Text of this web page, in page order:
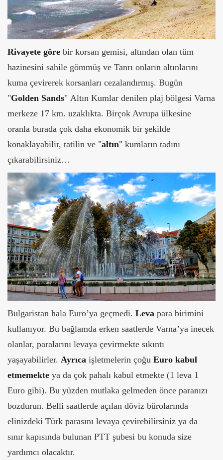
Rivayete göre bir korsan gemisi, altından olan tüm
hazinesini sahile gömmüş ve Tanrı onların altınlarını
kuma çevirerek korsanları cezalandırmış. Bugün
"Golden Sands" Altın Kumlar denilen plaj bölgesi Varna
merkeze 17 km. uzaklıkta. Birçok Avrupa ülkesine
oranla burada çok daha ekonomik bir şekilde
konaklayabilir, tatilin ve "altın" kumların tadını
çıkarabilirsiniz…
Bulgaristan hala Euro’ya geçmedi. Leva para birimini
kullanıyor. Bu bağlamda erken saatlerde Varna’ya inecek
olanlar, paralarını levaya çevirmekte sıkıntı
yaşayabilirler. Ayrıca işletmelerin çoğu Euro kabul
etmemekte ya da çok pahalı kabul etmekte (1 leva 1
Euro gibi). Bu yüzden mutlaka gelmeden önce paranızı
bozdurun. Belli saatlerde açılan döviz bürolarında
elinizdeki Türk parasını levaya çevirebilirsiniz ya da
sınır kapısında bulunan PTT şubesi bu konuda size
yardımcı olacaktır.